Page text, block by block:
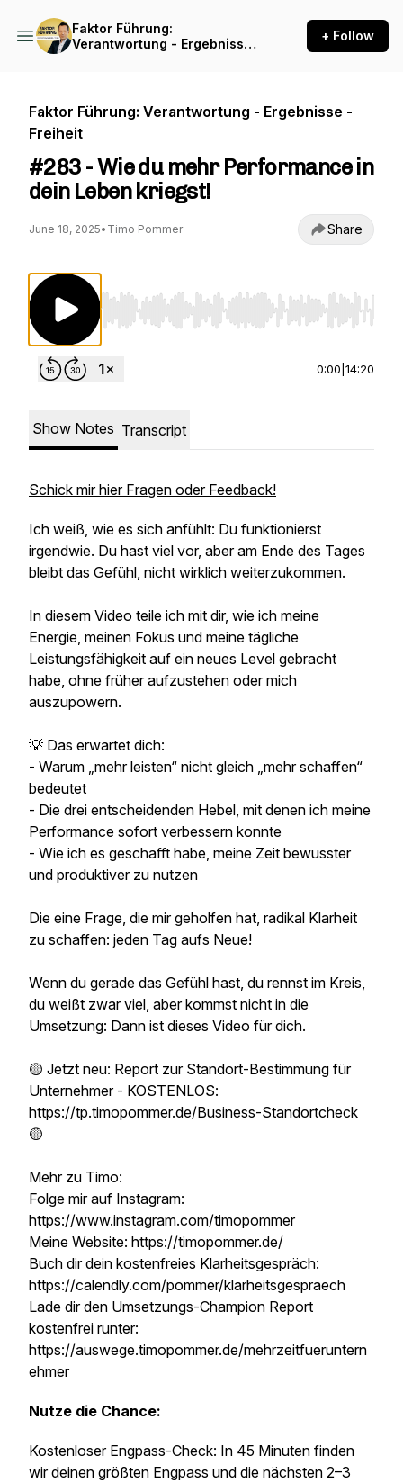
Faktor Führung:
Verantwortung - Ergebnisse
+ Follow
Faktor Führung: Verantwortung - Ergebnisse -
Freiheit
#283 - Wie du mehr Performance in
dein Leben kriegst!
June 18, 2025• Timo Pommer Share
Use Left/Right to seek, Home/End to jump
0:00 14:20
Show Notes Transcript
Schick mir hier Fragen oder Feedback!
Ich weiß, wie es sich anfühlt: Du funktionierst
irgendwie. Du hast viel vor, aber am Ende des Tages
bleibt das Gefühl, nicht wirklich weiterzukommen.
In diesem Video teile ich mit dir, wie ich meine
Energie, meinen Fokus und meine tägliche
Leistungsfähigkeit auf ein neues Level gebracht
habe, ohne früher aufzustehen oder mich
auszupowern.
💡 Das erwartet dich:
- Warum „mehr leisten“ nicht gleich „mehr schaffen“
bedeutet
- Die drei entscheidenden Hebel, mit denen ich meine
Performance sofort verbessern konnte
- Wie ich es geschafft habe, meine Zeit bewusster
und produktiver zu nutzen
Die eine Frage, die mir geholfen hat, radikal Klarheit
zu schaffen: jeden Tag aufs Neue!
Wenn du gerade das Gefühl hast, du rennst im Kreis,
du weißt zwar viel, aber kommst nicht in die
Umsetzung: Dann ist dieses Video für dich.
🟡 Jetzt neu: Report zur Standort-Bestimmung für
Unternehmer - KOSTENLOS:
https://tp.timopommer.de/Business-Standortcheck
🟡
Mehr zu Timo:
Folge mir auf Instagram:
https://www.instagram.com/timopommer
Meine Website: https://timopommer.de/
Buch dir dein kostenfreies Klarheitsgespräch:
https://calendly.com/pommer/klarheitsgespraech
Lade dir den Umsetzungs-Champion Report
kostenfrei runter:
https://auswege.timopommer.de/mehrzeitfueruntern
ehmer
Nutze die Chance:
Kostenloser Engpass-Check: In 45 Minuten finden
wir deinen größten Engpass und die nächsten 2–3